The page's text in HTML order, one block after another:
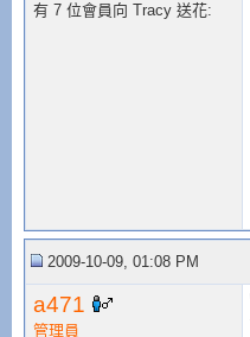
有 7 位會員向 Tracy 送花:
2009-10-09, 01:08 PM
a471
管理員